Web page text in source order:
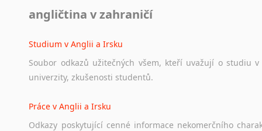
Ať už se jedná o česká diskusní
angličtina v zahraničí
Studium v Anglii a Irsku
Soubor odkazů užitečných všem, kteří uvažují o studiu v
univerzity, zkušenosti studentů.
Práce v Anglii a Irsku
Odkazy poskytující cenné informace nekomerčního